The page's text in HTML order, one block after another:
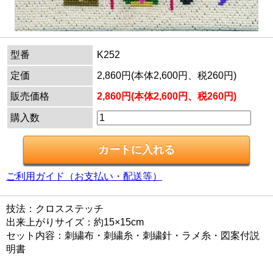
型番
K252
定価
2,860円(本体2,600円、税260円)
販売価格
2,860円(本体2,600円、税260円)
購入数
ご利用ガイド（お支払い・配送等）
技法：クロスステッチ
出来上がりサイズ：約15×15cm
セット内容：刺繍布・刺繍糸・刺繍針・ラメ糸・図案付説
明書